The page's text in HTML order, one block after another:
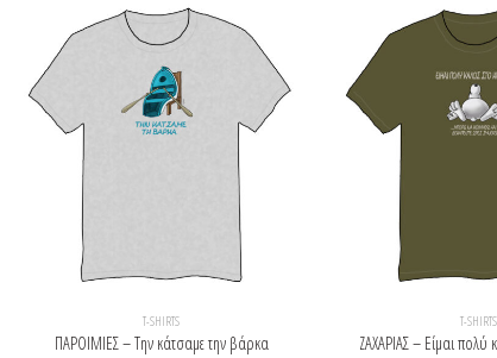
T-SHIRTS
ΠΑΡΟΙΜΙΕΣ – Την κάτσαμε την βάρκα
T-SHIRTS
ΖΑΧΑΡΙΑΣ – Είμαι πολύ